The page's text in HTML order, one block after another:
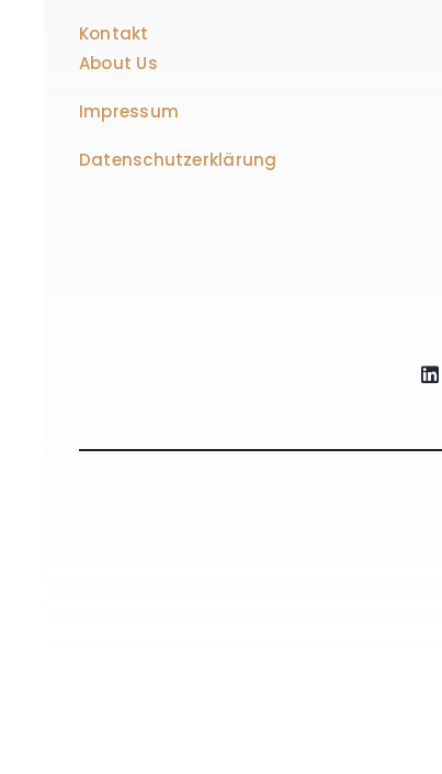
Kontakt
About Us
Impressum
Datenschutzerklärung